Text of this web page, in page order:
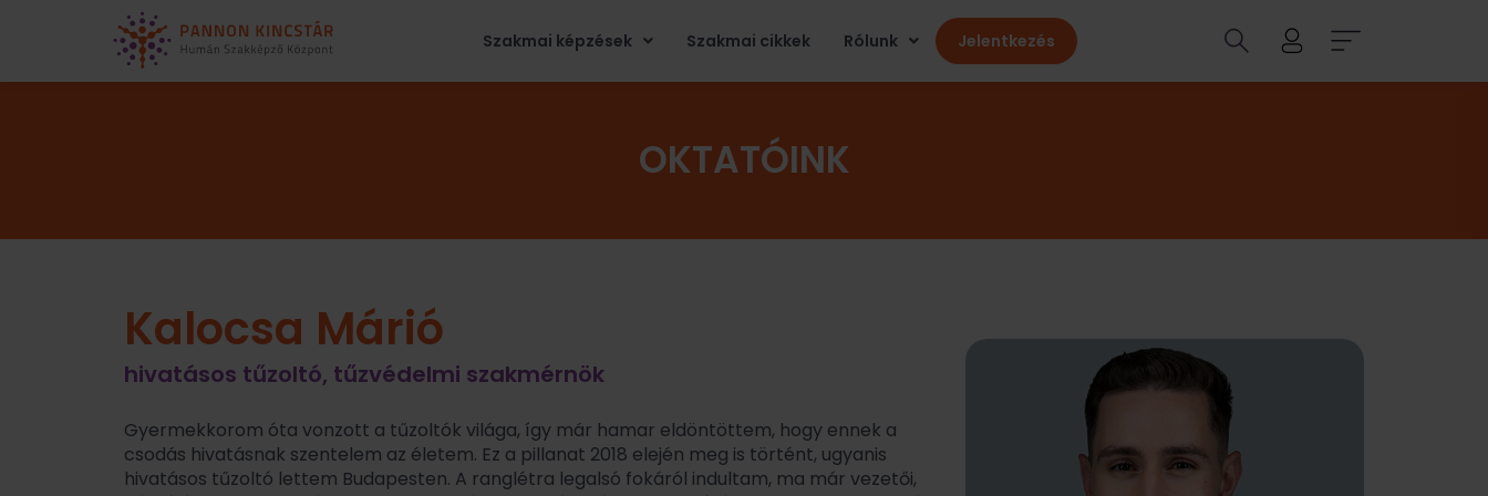
Szakmai képzések Szakmai cikkek Rólunk Jelentkezés
OKTATÓINK
Kalocsa Márió
hivatásos tűzoltó, tűzvédelmi szakmérnök
Gyermekkorom óta vonzott a tűzoltók világa, így már hamar eldöntöttem, hogy ennek a
csodás hivatásnak szentelem az életem. Ez a pillanat 2018 elején meg is történt, ugyanis
hivatásos tűzoltó lettem Budapesten. A ranglétra legalsó fokáról indultam, ma már vezetői,